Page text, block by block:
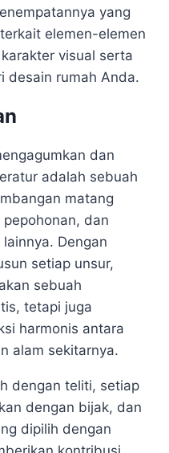
yang
elemen-elemen
visual serta
desain rumah Anda.
dan
adalah sebuah
matang
dan
Dengan
setiap unsur,
sebuah
tetapi juga
harmonis antara
alam sekitarnya.
dengan teliti, setiap
dengan bijak, dan
dipilih dengan